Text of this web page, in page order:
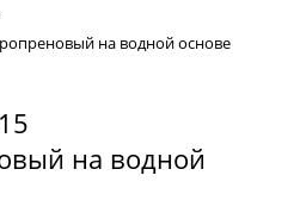
на водной основе
на водной